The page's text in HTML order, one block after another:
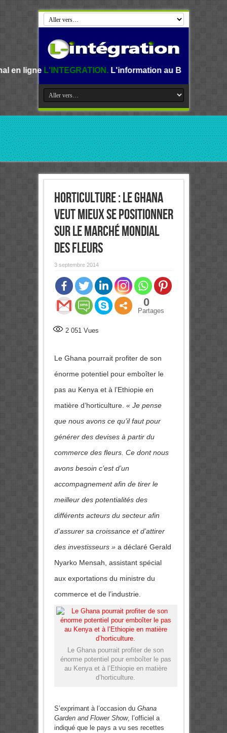
L'information au Benin, en Afrique et dans le
Horticulture : le Ghana
veut mieux se positionner
sur le marché mondial
des fleurs
3 septembre 2014
0
Partages
2 051Vues
Le Ghana pourrait profiter de son
énorme potentiel pour emboîter le
pas au Kenya et à l’Ethiopie en
matière d’horticulture. « Je pense
que nous avons ce qu’il faut pour
générer des devises à partir du
commerce des fleurs. Ce dont nous
avons besoin c’est d’un
accompagnement afin de tirer le
meilleur des potentialités des
différents acteurs du secteur afin
d’assurer sa croissance et d’attirer
des investisseurs »a déclaré Gerald
Nyarko Mensah, assistant spécial
aux exportations du ministre du
commerce et de l’industrie.
Le Ghana pourrait profiter de son
énorme potentiel pour emboîter le pas
au Kenya et à l’Ethiopie en matière
d’horticulture.
S’exprimant à l’occasion du Ghana
Garden and Flower Show, l’officiel a
indiqué que le pays a vu ses recettes